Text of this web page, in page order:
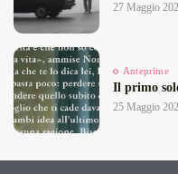
27 Maggio
Anteprime
Il primo
25 Maggio